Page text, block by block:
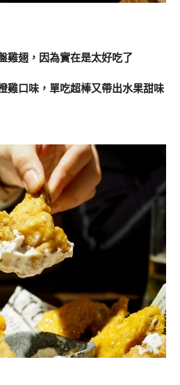
雞翅，因為實在是太好吃了
雞口味，單吃超棒又帶出水果甜味